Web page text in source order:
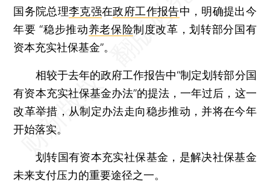
国务院总理李克强在政府工作报告中，明确提出今
年要 “稳步推动养老保险制度改革，划转部分国有
资本充实社保基金”。
相较于去年的政府工作报告中“制定划转部分国
有资本充实社保基金办法”的提法，一年过后，这一
改革举措，从制定办法走向稳步推动，并将在今年
开始落实。
划转国有资本充实社保基金，是解决社保基金
未来支付压力的重要途径之一。